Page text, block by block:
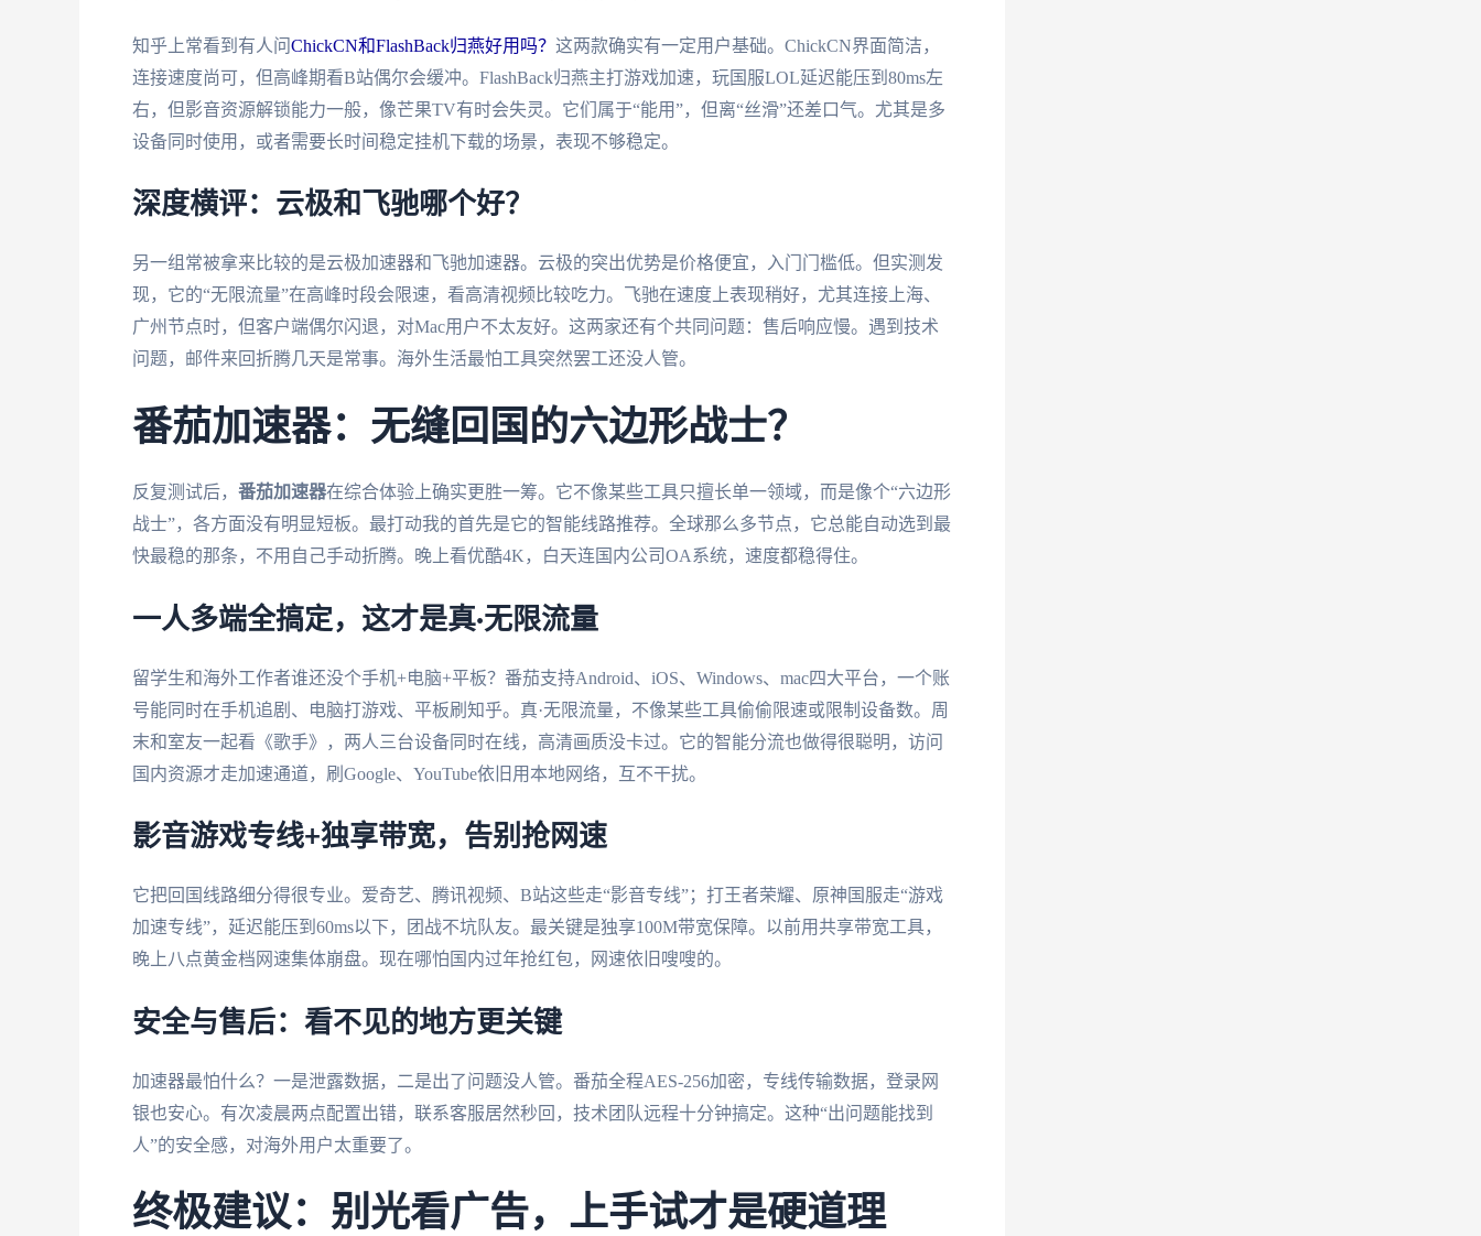
知乎上常看到有人问 ChickCN和FlashBack归燕好用吗？ 这两款确实有一定用户基础。ChickCN界面简洁，
连接速度尚可，但高峰期看B站偶尔会缓冲。FlashBack归燕主打游戏加速，玩国服LOL延迟能压到80ms左
右，但影音资源解锁能力一般，像芒果TV有时会失灵。它们属于“能用”，但离“丝滑”还差口气。尤其是多
设备同时使用，或者需要长时间稳定挂机下载的场景，表现不够稳定。
深度横评：云极和飞驰哪个好？
另一组常被拿来比较的是云极加速器和飞驰加速器。云极的突出优势是价格便宜，入门门槛低。但实测发
现，它的“无限流量”在高峰时段会限速，看高清视频比较吃力。飞驰在速度上表现稍好，尤其连接上海、
广州节点时，但客户端偶尔闪退，对Mac用户不太友好。这两家还有个共同问题：售后响应慢。遇到技术
问题，邮件来回折腾几天是常事。海外生活最怕工具突然罢工还没人管。
番茄加速器：无缝回国的六边形战士？
反复测试后， 番茄加速器在综合体验上确实更胜一筹。它不像某些工具只擅长单一领域，而是像个“六边形
战士”，各方面没有明显短板。最打动我的首先是它的智能线路推荐。全球那么多节点，它总能自动选到最
快最稳的那条，不用自己手动折腾。晚上看优酷4K，白天连国内公司OA系统，速度都稳得住。
一人多端全搞定，这才是真·无限流量
留学生和海外工作者谁还没个手机+电脑+平板？番茄支持Android、iOS、Windows、mac四大平台，一个账
号能同时在手机追剧、电脑打游戏、平板刷知乎。真·无限流量，不像某些工具偷偷限速或限制设备数。周
末和室友一起看《歌手》，两人三台设备同时在线，高清画质没卡过。它的智能分流也做得很聪明，访问
国内资源才走加速通道，刷Google、YouTube依旧用本地网络，互不干扰。
影音游戏专线+独享带宽，告别抢网速
它把回国线路细分得很专业。爱奇艺、腾讯视频、B站这些走“影音专线”；打王者荣耀、原神国服走“游戏
加速专线”，延迟能压到60ms以下，团战不坑队友。最关键是独享100M带宽保障。以前用共享带宽工具，
晚上八点黄金档网速集体崩盘。现在哪怕国内过年抢红包，网速依旧嗖嗖的。
安全与售后：看不见的地方更关键
加速器最怕什么？一是泄露数据，二是出了问题没人管。番茄全程AES-256加密，专线传输数据，登录网
银也安心。有次凌晨两点配置出错，联系客服居然秒回，技术团队远程十分钟搞定。这种“出问题能找到
人”的安全感，对海外用户太重要了。
终极建议：别光看广告，上手试才是硬道理